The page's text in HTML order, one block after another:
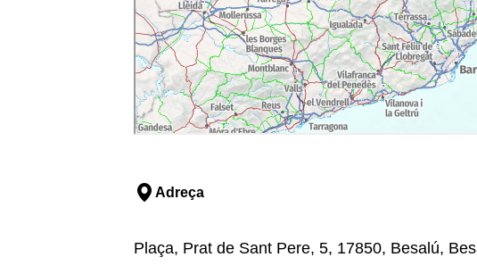
Adreça
Plaça, Prat de Sant Pere, 5, 17850, Besalú,